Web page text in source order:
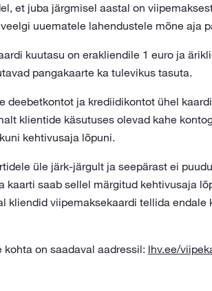
et juba järgmisel aastal on
uuematele lahendustele mõne aja
kuutasu on erakliendile 1 euro ja
pangakaarte ka tulevikus tasuta.
deebetkontot ja krediidikontot ühel
klientide käsutuses olevad kahe
kehtivusaja lõpuni.
üle järk-järgult ja seepärast ei
kaarti saab sellel märgitud kehtivusaja
kliendid viipemaksekaardi tellida endale
on saadaval aadressil: lhv.ee/